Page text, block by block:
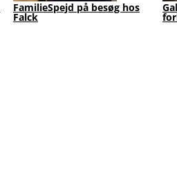
FamilieSpejd på besøg hos
Falck